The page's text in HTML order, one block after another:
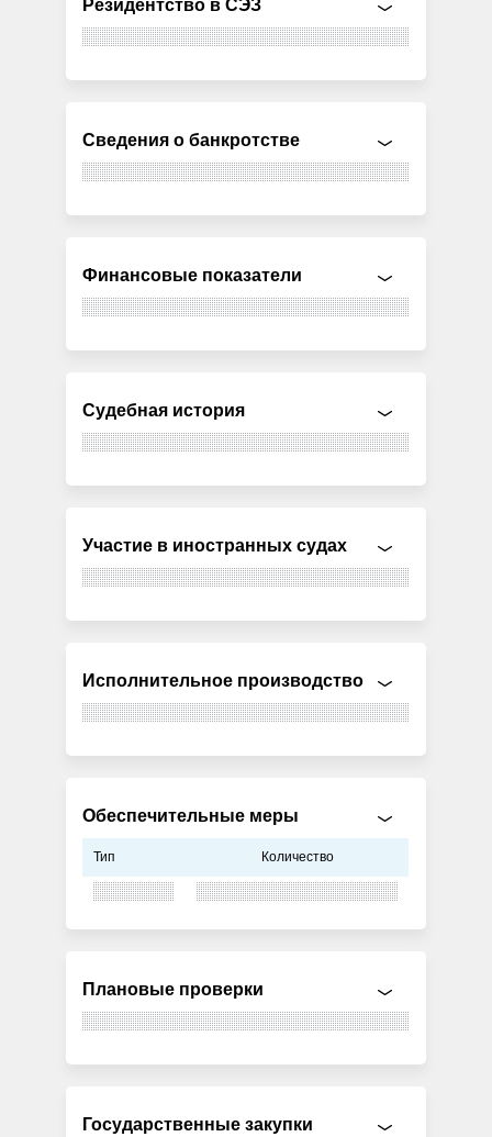
Резидентство в СЭЗ
Сведения о банкротстве
Финансовые показатели
Судебная история
Участие в иностранных судах
Исполнительное производство
Обеспечительные меры
Тип Количество
Плановые проверки
Государственные закупки